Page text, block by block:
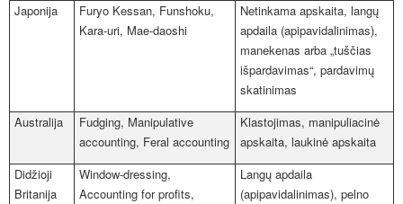
Japonija
Furyo Kessan, Funshoku,
Kara-uri, Mae-daoshi
Netinkama apskaita, langų
apdaila (apipavidalinimas),
manekenas arba „tuščias
išpardavimas“, pardavimų
skatinimas
Australija
Fudging, Manipulative
accounting, Feral accounting
Klastojimas, manipuliacinė
apskaita, laukinė apskaita
Didžioji
Britanija
Window-dressing,
Accounting for profits,
Langų apdaila
(apipavidalinimas), pelno